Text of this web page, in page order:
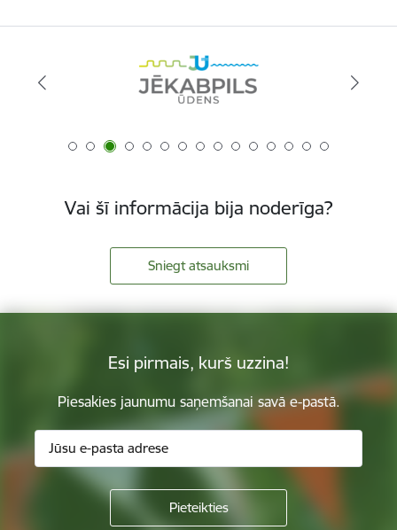
Vai šī informācija bija noderīga?
Sniegt atsauksmi
Esi pirmais, kurš uzzina!
Piesakies jaunumu saņemšanai savā e-pastā.